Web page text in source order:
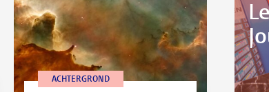
ACHTERGROND